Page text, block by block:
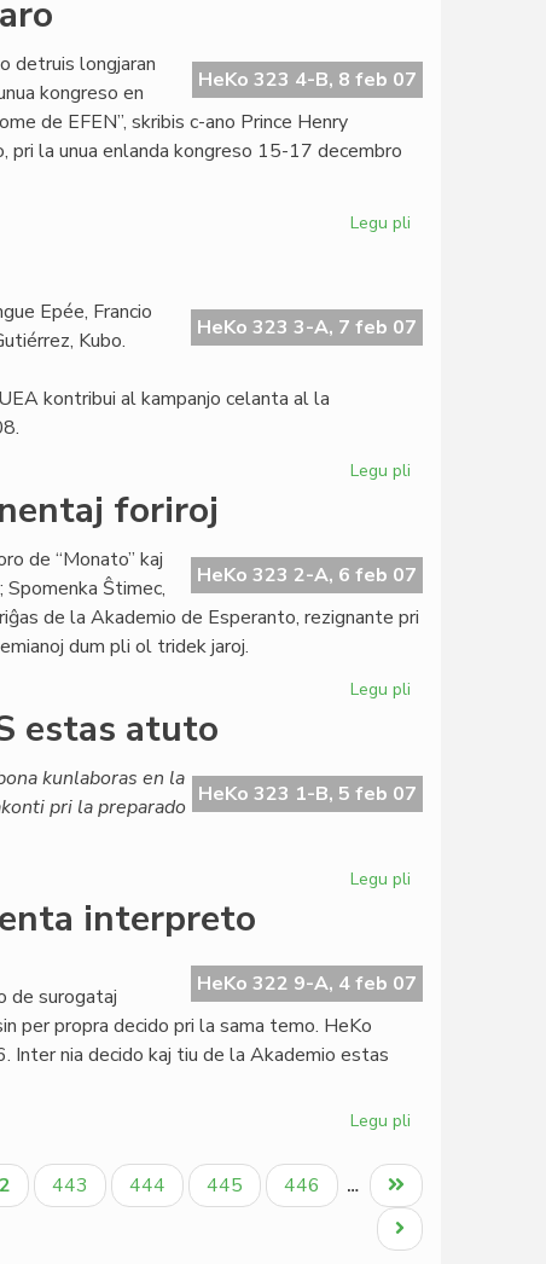
jara
aŭ
HeKo 323 4-B, 8 feb 07
detruis longjaran
kongreso en
de EFEN”, skribis c-ano Prince Henry
pri la unua enlanda kongreso 15-17 decembro
Legu pli
la
estraro
HeKo 323 3-A, 7 feb 07
Epée, Francio
Kubo.
kontribui al kampanjo celanta al la
Legu pli
Nobelo
al
UEA
foriroj
HeKo 323 2-A, 6 feb 07
de “Monato” kaj
Ŝtimec,
de la Akademio de Esperanto, rezignante pri
dum pli ol tridek jaroj.
Legu pli
eminentaj
foriroj
estas atuto
HeKo 323 1-B, 5 feb 07
kunlaboras en la
pri la preparado
Legu pli
AfrES
estas
interpreto
HeKo 322 9-A, 4 feb 07
de surogataj
per propra decido pri la sama temo. HeKo
nia decido kaj tiu de la Akademio estas
Legu pli
Komitato
pri
Fundamenta
interpreto
Paĝo
443 Paĝo
444 Paĝo
445 Paĝo
446 …
Last
page
Next
page